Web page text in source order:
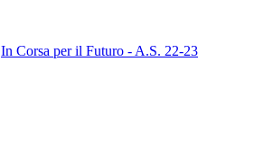
In Corsa per il Futuro - A.S. 22-23